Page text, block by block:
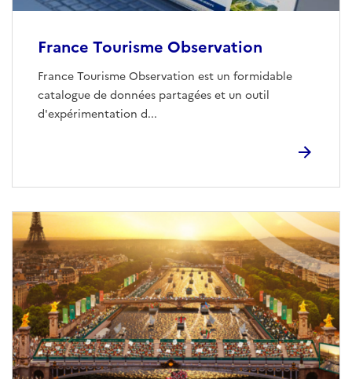
France Tourisme Observation
France Tourisme Observation est un formidable
catalogue de données partagées et un outil
d'expérimentation d...